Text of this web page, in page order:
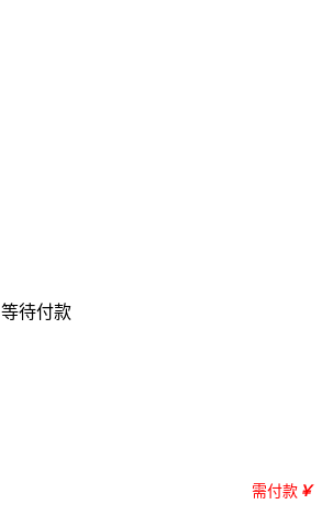
等待付款
需付款 ￥